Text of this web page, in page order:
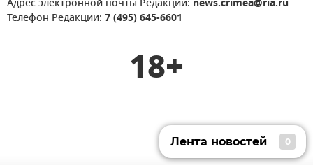
Адрес электронной почты Редакции: news.crimea@ria.ru
Телефон Редакции: 7 (495) 645-6601
18+
Лента новостей 0
Лента новостей